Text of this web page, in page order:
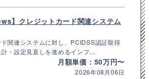
】クレジットカード関連システム
ド関連システムに対し、PCIDSS認証取得
・設定見直しを進めるインフ...
月額単価：50万円〜
2026年08月06日